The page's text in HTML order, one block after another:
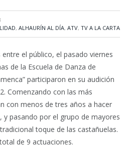
, ALHAURÍN AL DÍA, ATV, TV A LA CARTA
el público, el pasado viernes
de la Escuela de Danza de
participaron en su audición
Comenzando con las más
con menos de tres años a hacer
y pasando por el grupo de mayores
toque de las castañuelas.
de 9 actuaciones.